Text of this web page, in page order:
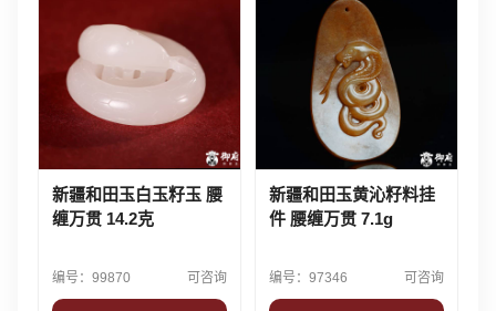
新疆和田玉白玉籽玉 腰
缠万贯 14.2克
编号：99870 可咨询
新疆和田玉黄沁籽料挂
件 腰缠万贯 7.1g
编号：97346 可咨询